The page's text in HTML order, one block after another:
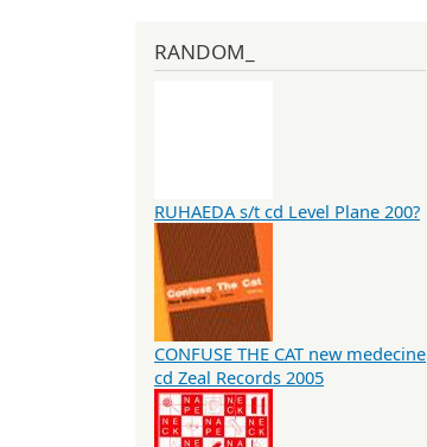
RANDOM_
RUHAEDA s/t cd Level Plane 200?
CONFUSE THE CAT new medecine
cd Zeal Records 2005